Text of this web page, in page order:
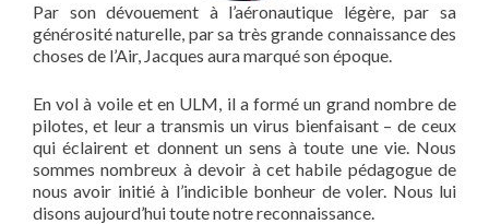
Par son dévouement à l’aéronautique légère, par sa
générosité naturelle, par sa très grande connaissance des
choses de l’Air, Jacques aura marqué son époque.
En vol à voile et en ULM, il a formé un grand nombre de
pilotes, et leur a transmis un virus bienfaisant – de ceux
qui éclairent et donnent un sens à toute une vie. Nous
sommes nombreux à devoir à cet habile pédagogue de
nous avoir initié à l’indicible bonheur de voler. Nous lui
disons aujourd’hui toute notre reconnaissance.